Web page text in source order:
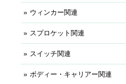
ウィンカー関連
スプロケット関連
スイッチ関連
ボディー・キャリアー関連